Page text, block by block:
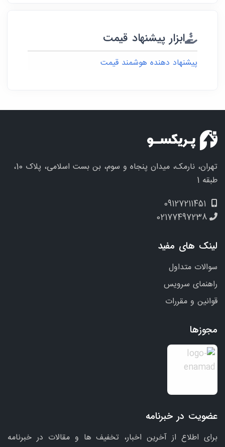
ابزار پیشنهاد قیمت
پیشنهاد دهنده هوشمند قیمت
تهران، نارمک، میدان پنجاه و سوم، بن بست اسلامی، پلاک 10،
طبقه 1
02177497238
لینک های مفید
سوالات متداول
راهنمای سرویس
قوانین و مقررات
مجوزها
عضویت در خبرنامه
برای اطلاع از آخرین اخبار، تخفیف ها و مقالات در خبرنامه